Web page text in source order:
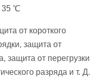
35 ℃
от короткого
защита от
защита от перегрузки
разряда и т. Д.